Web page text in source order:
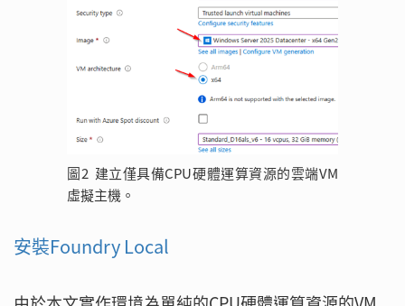
圖2 建立僅具備CPU硬體運算資源的雲端VM
虛擬主機。
安裝Foundry Local